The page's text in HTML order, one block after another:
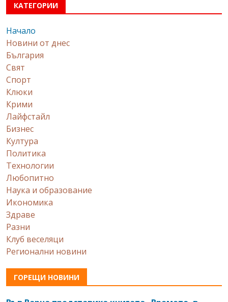
КАТЕГОРИИ
Начало
Новини от днес
България
Свят
Спорт
Клюки
Крими
Лайфстайл
Бизнес
Култура
Политика
Технологии
Любопитно
Наука и образование
Икономика
Здраве
Разни
Клуб веселяци
Регионални новини
ГОРЕЩИ НОВИНИ